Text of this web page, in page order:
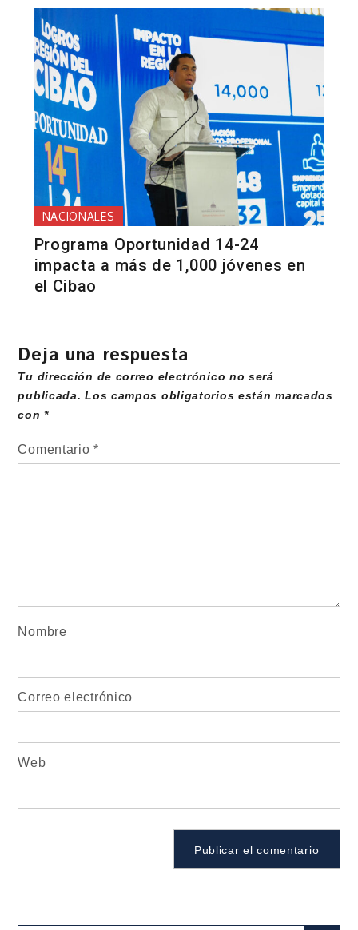
NACIONALES
Programa Oportunidad 14-24
impacta a más de 1,000 jóvenes en
el Cibao
Deja una respuesta
Tu dirección de correo electrónico no será
publicada. Los campos obligatorios están marcados
con*
Comentario*
Nombre
Correo electrónico
Web